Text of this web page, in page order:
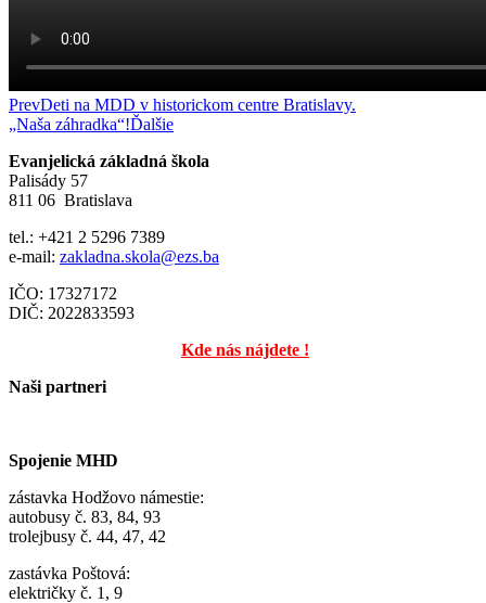
PrevDeti na MDD v historickom centre Bratislavy.
„Naša záhradka“!Ďalšie
Evanjelická základná škola
Palisády 57
811 06 Bratislava
tel.: +421 2 5296 7389
e-mail: zakladna.skola@ezs.ba
IČO: 17327172
DIČ: 2022833593
Kde nás nájdete !
Naši partneri
Spojenie MHD
zástavka Hodžovo námestie:
autobusy č. 83, 84, 93
trolejbusy č. 44, 47, 42
zastávka Poštová:
električky č. 1, 9